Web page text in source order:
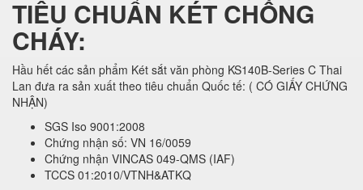
TIÊU CHUẨN KÉT CHỐNG
CHÁY:
Hầu hết các sản phẩm Két sắt văn phòng KS140B-Series C Thai
Lan đưa ra sản xuất theo tiêu chuẩn Quốc tế: ( CÓ GIẤY CHỨNG
NHẬN)
SGS Iso 9001:2008
Chứng nhận số: VN 16/0059
Chứng nhận VINCAS 049-QMS (IAF)
TCCS 01:2010/VTNH&ATKQ